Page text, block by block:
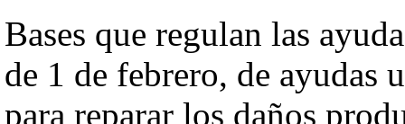
Bases que regulan las
de 1 de febrero, de ayudas
para reparar los daños